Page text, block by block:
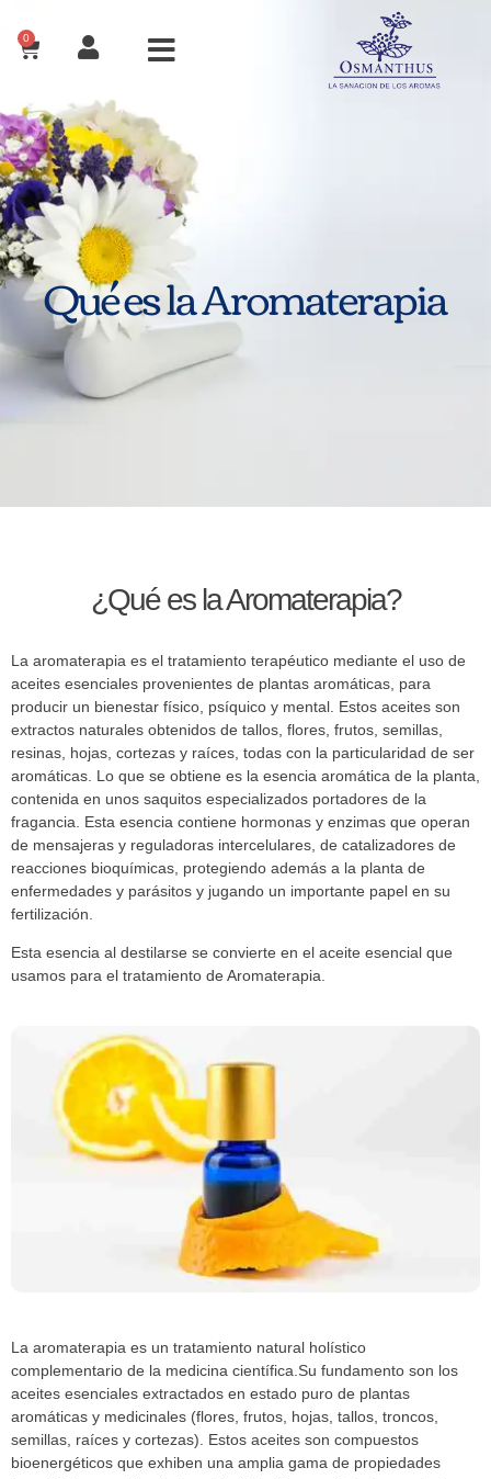
0
Qué es la Aromaterapia
¿Qué es la Aromaterapia?
La aromaterapia es el tratamiento terapéutico mediante el uso de
aceites esenciales provenientes de plantas aromáticas, para
producir un bienestar físico, psíquico y mental. Estos aceites son
extractos naturales obtenidos de tallos, flores, frutos, semillas,
resinas, hojas, cortezas y raíces, todas con la particularidad de ser
aromáticas. Lo que se obtiene es la esencia aromática de la planta,
contenida en unos saquitos especializados portadores de la
fragancia. Esta esencia contiene hormonas y enzimas que operan
de mensajeras y reguladoras intercelulares, de catalizadores de
reacciones bioquímicas, protegiendo además a la planta de
enfermedades y parásitos y jugando un importante papel en su
fertilización.
Esta esencia al destilarse se convierte en el aceite esencial que
usamos para el tratamiento de Aromaterapia.
La aromaterapia es un tratamiento natural holístico
complementario de la medicina científica.Su fundamento son los
aceites esenciales extractados en estado puro de plantas
aromáticas y medicinales (flores, frutos, hojas, tallos, troncos,
semillas, raíces y cortezas). Estos aceites son compuestos
bioenergéticos que exhiben una amplia gama de propiedades